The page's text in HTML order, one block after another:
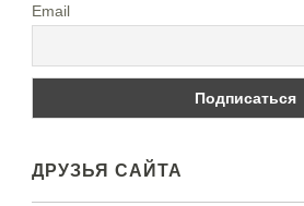
Email
ДРУЗЬЯ САЙТА